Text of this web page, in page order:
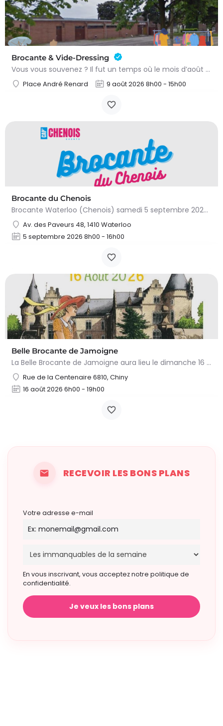
Brocante & Vide-Dressing
Vous vous souvenez ? Il fut un temps où le mois d’août au Viamont rimait avec festivités, convivialité et…
Place André Renard 9 août 2026 8h00 - 15h00
Brocante du Chenois
Brocante Waterloo (Chenois) samedi 5 septembre 2026 (8 à 16h) L’asbl Cap’Chenois vous propose de vendre et…
Av. des Paveurs 48, 1410 Waterloo
5 septembre 2026 8h00 - 16h00
Belle Brocante de Jamoigne
La Belle Brocante de Jamoigne aura lieu le dimanche 16 août 2026 de 6h00 à 18h00, proposant une centaine…
Rue de la Centenaire 6810, Chiny
16 août 2026 6h00 - 19h00
RECEVOIR LES BONS PLANS
Votre adresse e-mail
En vous inscrivant, vous acceptez notre politique de
confidentialité.